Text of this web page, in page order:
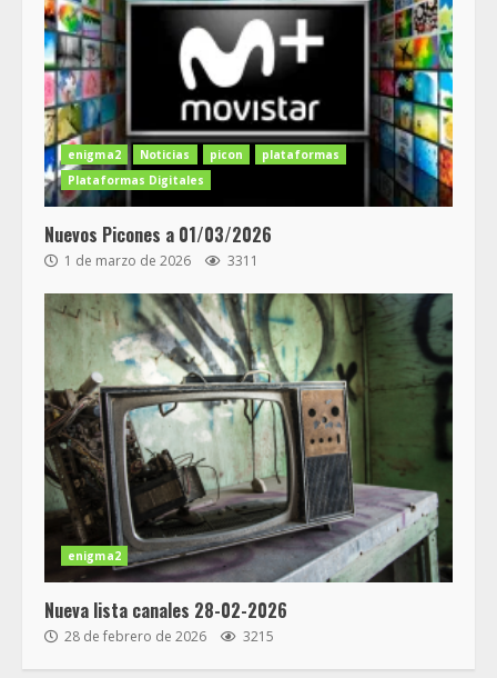
enigma2 Noticias picon
plataformas
Plataformas Digitales
Nuevos Picones a 01/03/2026
1 de marzo de 2026 3311
enigma2
Nueva lista canales 28-02-2026
28 de febrero de 2026 3215